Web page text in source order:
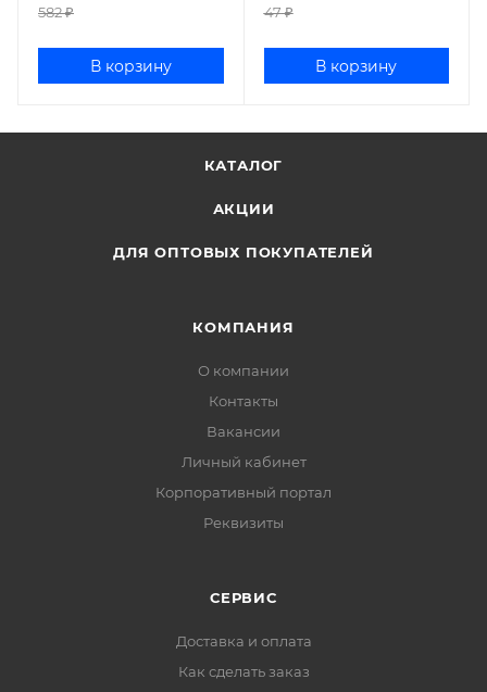
582₽
В корзину
47₽
В корзину
КАТАЛОГ
АКЦИИ
ДЛЯ ОПТОВЫХ ПОКУПАТЕЛЕЙ
КОМПАНИЯ
О компании
Контакты
Вакансии
Личный кабинет
Корпоративный портал
Реквизиты
СЕРВИС
Доставка и оплата
Как сделать заказ